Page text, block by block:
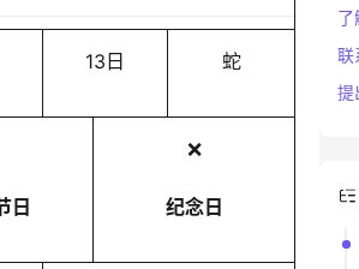
13日 蛇
日
❌
纪念日
了
联
提